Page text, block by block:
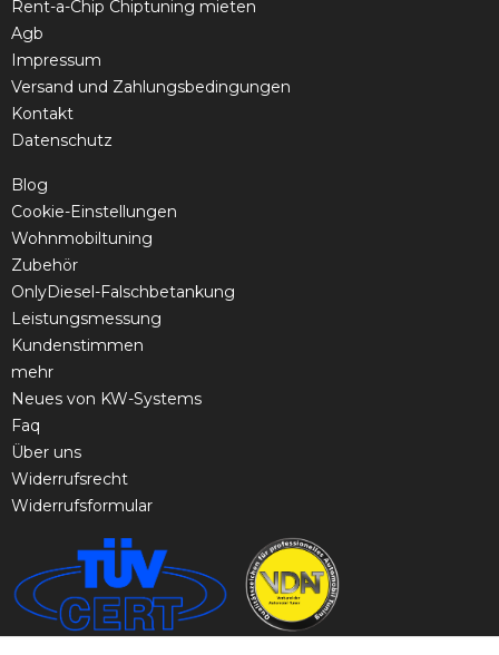
Rent-a-Chip Chiptuning mieten
Agb
Impressum
Versand und Zahlungsbedingungen
Kontakt
Datenschutz
Blog
Cookie-Einstellungen
Wohnmobiltuning
Zubehör
OnlyDiesel-Falschbetankung
Leistungsmessung
Kundenstimmen
mehr
Neues von KW-Systems
Faq
Über uns
Widerrufsrecht
Widerrufsformular